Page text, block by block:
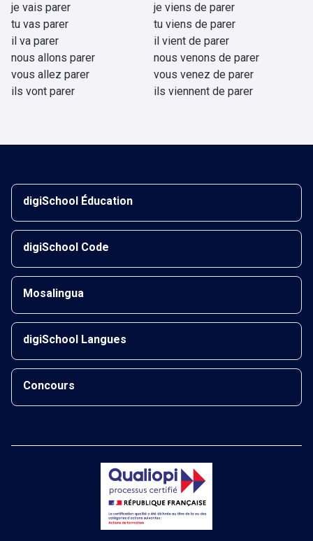
je vais parer
tu vas parer
il va parer
nous allons parer
vous allez parer
ils vont parer
je viens de parer
tu viens de parer
il vient de parer
nous venons de parer
vous venez de parer
ils viennent de parer
digiSchool Éducation
digiSchool Code
Mosalingua
digiSchool Langues
Concours